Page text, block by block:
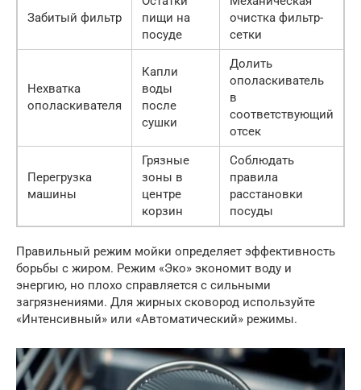
Забитый фильтр
пищи на
посуде
очистка фильтр-
сетки
Нехватка
ополаскивателя
Капли
воды
после
сушки
Долить
ополаскиватель
в
соответствующий
отсек
Перегрузка
машины
Грязные
зоны в
центре
корзин
Соблюдать
правила
расстановки
посуды
Правильный режим мойки определяет эффективность
борьбы с жиром. Режим «Эко» экономит воду и
энергию, но плохо справляется с сильными
загрязнениями. Для жирных сковород используйте
«Интенсивный» или «Автоматический» режимы.